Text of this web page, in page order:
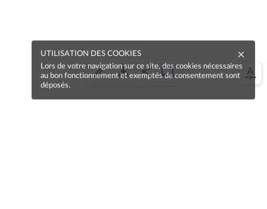
UTILISATION DES COOKIES
Lors de votre navigation sur ce site, des cookies nécessaires
au bon fonctionnement et exemptés de consentement sont
déposés.